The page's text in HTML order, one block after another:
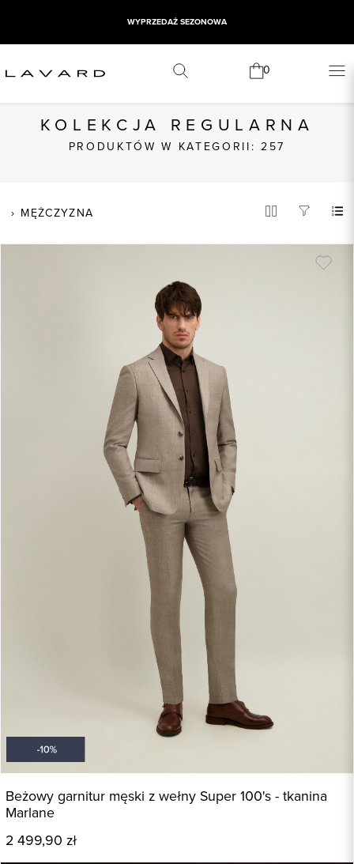
DARMOWA DOSTAWA OD 249 ZŁ
0
KOLEKCJA REGULARNA
PRODUKTÓW W KATEGORII: 257
MĘŻCZYZNA
Beżowy garnitur męski z wełny Super 100's - tkanina
Marlane
2 499,90 zł